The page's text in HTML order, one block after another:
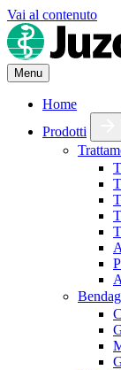
Vai al contenuto
Menu
Home
Prodotti